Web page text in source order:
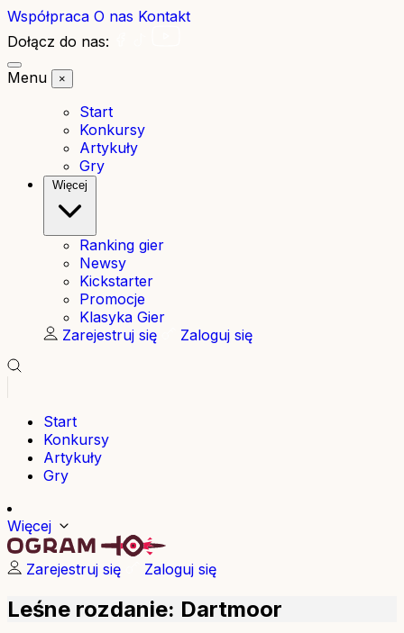
Współpraca O nas Kontakt
Dołącz do nas:
Menu
×
Start
Konkursy
Artykuły
Gry
Więcej
Ranking gier
Newsy
Kickstarter
Promocje
Klasyka Gier
Zarejestruj się
Zaloguj się
Start
Konkursy
Artykuły
Gry
Więcej
Zarejestruj się Zaloguj się
Leśne rozdanie: Dartmoor